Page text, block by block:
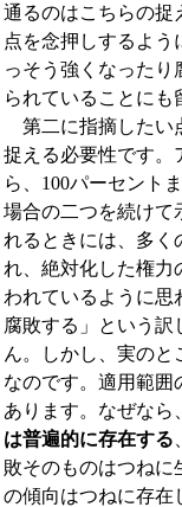
通るのはこちらの捉
点を念押しするよう
っそう強くなった
られていることにも
第二に指摘したい
捉える必要性です。
ら、100パーセント
場合の二つを続けて
れるときには、多く
れ、絶対化した権力
われているように思
腐敗する」という
ん。しかし、実の
なのです。適用範囲
あります。なぜなら、
は普遍的に存在する
敗そのものはつねに
の傾向はつねに存在